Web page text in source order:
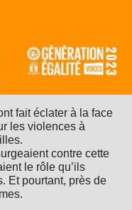
fait éclater à la face
les violences à
contre cette
le rôle qu’ils
Et pourtant, près de